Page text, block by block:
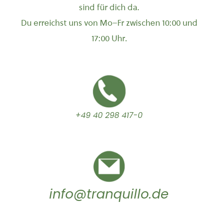
sind für dich da.
Du erreichst uns von Mo–Fr zwischen 10:00 und
17:00 Uhr.
+49 40 298 417-0
info@tranquillo.de